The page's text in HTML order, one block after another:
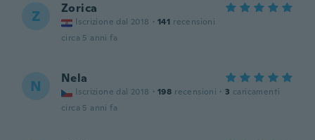
Z Zorica
Iscrizione dal 2018 · 141 recensioni
circa 5 anni fa
N Nela
Iscrizione dal 2018 · 198 recensioni · 3 caricamenti
circa 5 anni fa